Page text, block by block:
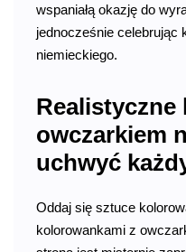
wspaniałą okazję do
jednocześnie celebrując
niemieckiego.
Realistyczne
owczarkiem
uchwyć
Oddaj się sztuce
kolorowankami z